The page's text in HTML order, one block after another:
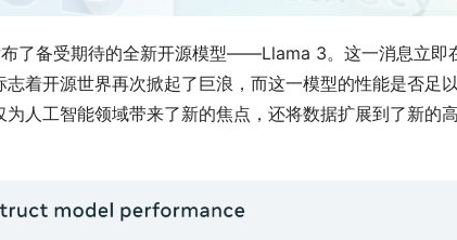
了备受期待的全新开源模型——Llama 3。这一消息立即
着开源世界再次掀起了巨浪，而这一模型的性能是否足
人工智能领域带来了新的焦点，还将数据扩展到了新的